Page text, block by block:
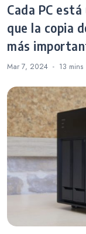
Cada PC
que la copia
más
Mar 7, 2024 13 mins